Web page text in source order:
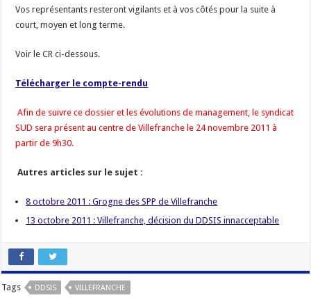
Vos représentants resteront vigilants et à vos côtés pour la suite à
court, moyen et long terme.
Voir le CR ci-dessous.
Télécharger le compte-rendu
Afin de suivre ce dossier et les évolutions de management, le syndicat
SUD sera présent au centre de Villefranche le 24 novembre 2011 à
partir de 9h30.
Autres articles sur le sujet :
8 octobre 2011 : Grogne des SPP de Villefranche
13 octobre 2011 : Villefranche, décision du DDSIS innacceptable
Tags DDSIS VILLEFRANCHE